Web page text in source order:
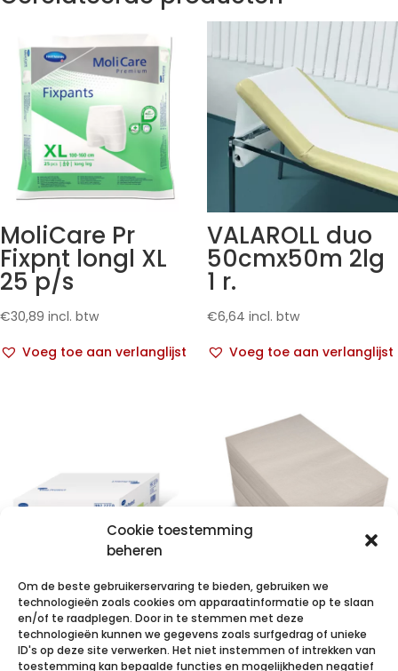
Cookie toestemming
beheren
Om de beste gebruikerservaring te bieden, gebruiken we
technologieën zoals cookies om apparaatinformatie op te slaan
en/of te raadplegen. Door in te stemmen met deze
technologieën kunnen we gegevens zoals surfgedrag of unieke
ID's op deze site verwerken. Het niet instemmen of intrekken van
toestemming kan bepaalde functies en mogelijkheden negatief
MoliCare Pr
Fixpnt longl XL
25 p/s
€30,89 incl. btw
Voeg toe aan verlanglijst
VALAROLL duo
50cmx50m 2lg
1 r.
€6,64 incl. btw
Voeg toe aan verlanglijst
VALAPROTECT
basic
Pehazell
37x57cm